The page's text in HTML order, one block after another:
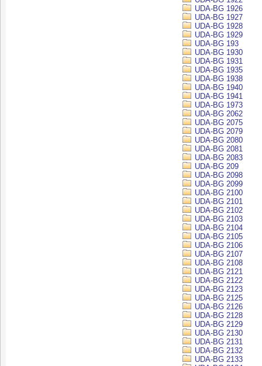
UDA-BG 1926
UDA-BG 1927
UDA-BG 1928
UDA-BG 1929
UDA-BG 193
UDA-BG 1930
UDA-BG 1931
UDA-BG 1935
UDA-BG 1938
UDA-BG 1940
UDA-BG 1941
UDA-BG 1973
UDA-BG 2062
UDA-BG 2075
UDA-BG 2079
UDA-BG 2080
UDA-BG 2081
UDA-BG 2083
UDA-BG 209
UDA-BG 2098
UDA-BG 2099
UDA-BG 2100
UDA-BG 2101
UDA-BG 2102
UDA-BG 2103
UDA-BG 2104
UDA-BG 2105
UDA-BG 2106
UDA-BG 2107
UDA-BG 2108
UDA-BG 2121
UDA-BG 2122
UDA-BG 2123
UDA-BG 2125
UDA-BG 2126
UDA-BG 2128
UDA-BG 2129
UDA-BG 2130
UDA-BG 2131
UDA-BG 2132
UDA-BG 2133